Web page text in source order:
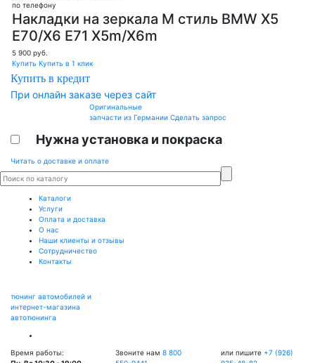
по телефону
Накладки на зеркала M стиль BMW X5
E70/X6 E71 Х5m/X6m
5 900 руб.
Купить Купить в 1 клик
Купить в кредит
При онлайн заказе через сайт
Оригинальные
запчасти из Германии Сделать запрос
Нужна установка и покраска
Читать о доставке и оплате
Каталоги
Услуги
Оплата и доставка
О нас
Наши клиенты и отзывы
Сотрудничество
Контакты
тюнинг автомобилей и
интернет-магазина
автотюнинга
Время работы:
Звоните нам 8 800
или пишите +7 (926)